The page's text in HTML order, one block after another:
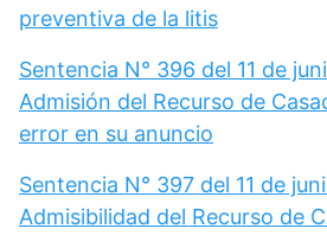
preventiva de la litis
Sentencia N° 396 del 11 de
Admisión del Recurso de
error en su anuncio
Sentencia N° 397 del 11 de
Admisibilidad del Recurso de